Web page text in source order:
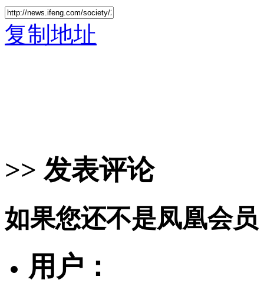
复制地址
>> 发表评论
如果您还不是凤凰会
用户：